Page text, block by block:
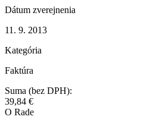
Dátum zverejnenia
11. 9. 2013
Kategória
Faktúra
Suma (bez DPH):
39,84 €
O Rade